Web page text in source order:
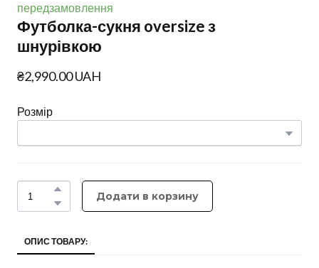
передзамовлення
Футболка-сукня oversize з
шнурівкою
₴2,990.00 UAH
Розмір
Додати в корзину
ОПИС ТОВАРУ: